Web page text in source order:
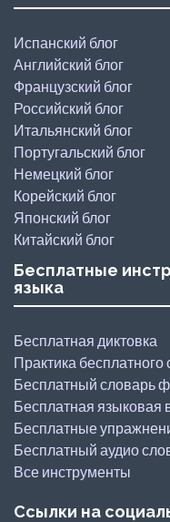
Испанский блог
Английский блог
Французский блог
Российский блог
Итальянский блог
Португальский блог
Немецкий блог
Корейский блог
Японский блог
Китайский блог
Бесплатные
языка
Бесплатная диктовка
Практика
Бесплатный словарь
Бесплатная языковая
Бесплатные
Бесплатный аудио
Все инструменты
Ссылки на